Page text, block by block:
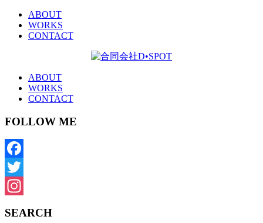
ABOUT
WORKS
CONTACT
ABOUT
WORKS
CONTACT
FOLLOW ME
Facebook
Twitter
SEARCH